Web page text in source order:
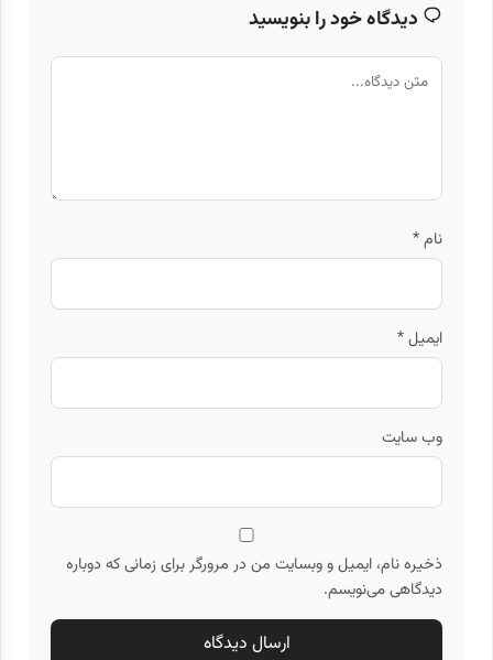
دیدگاه خود را بنویسید
نام*
ایمیل*
وب‌ سایت
ذخیره نام، ایمیل و وبسایت من در مرورگر برای زمانی که دوباره
دیدگاهی می‌نویسم.